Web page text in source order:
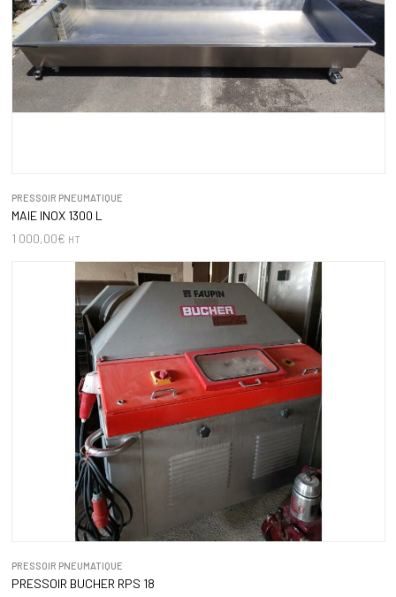
PRESSOIR PNEUMATIQUE
MAIE INOX 1300 L
1 000,00€ HT
PRESSOIR PNEUMATIQUE
PRESSOIR BUCHER RPS 18